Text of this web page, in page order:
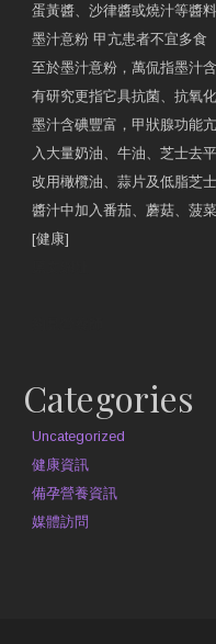
蛋黃醬、沙律醬或燒汁等醬料
墨汁意粉 甲亢患者不宜多食
至於墨汁意粉，萬侃指墨汁
有研究更指它具抗菌、抗氧
墨汁含碘豐富，甲狀腺功能
入大量奶油、牛油、芝士去
改用橄欖油、蒜片及低脂芝
醬汁中加入番茄、蘑菇、菠
[健康]
Categories
Uncategorized
健康資訊
備孕營養資訊
媒體訪問